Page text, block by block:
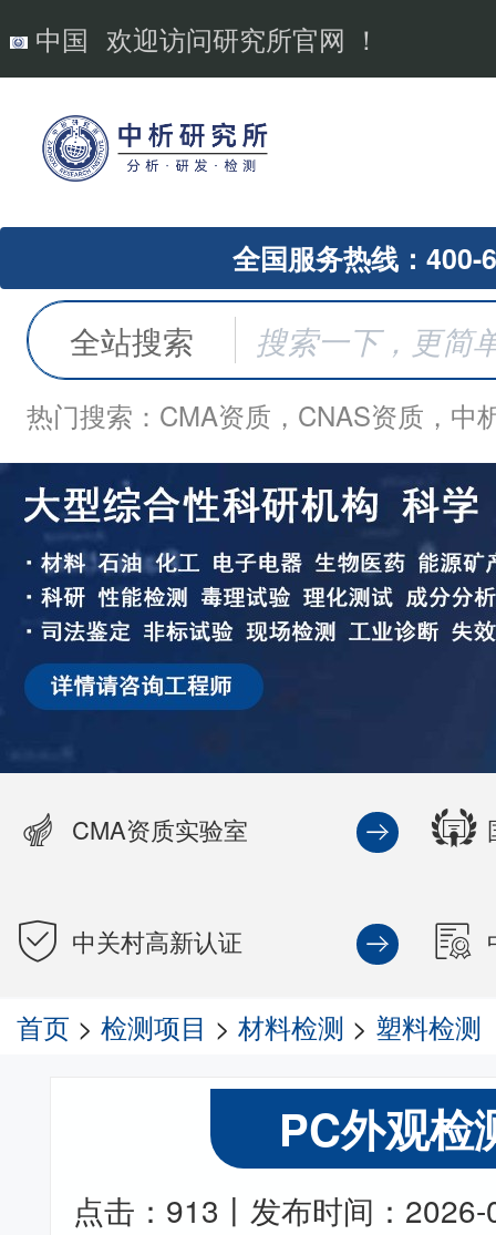
中国 欢迎访问研究所官网 ！
全国服务热线：400-
全站搜索
热门搜索：CMA资质，CNAS资质，中
CMA资质实验室
中关村高新认证
首页 > 检测项目 > 材料检测 > 塑料检测
PC外观检
点击：913丨发布时间：